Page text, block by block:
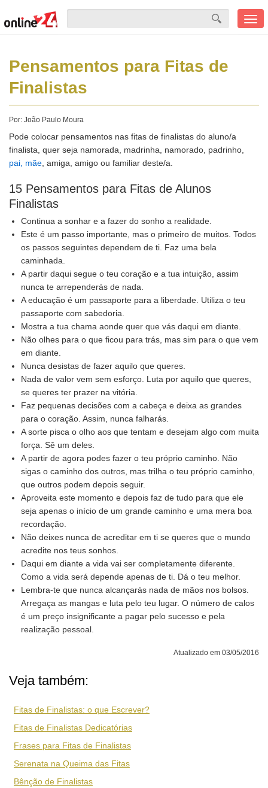
Pensamentos para Fitas de
Finalistas
Por: João Paulo Moura
Pode colocar pensamentos nas fitas de finalistas do aluno/a
finalista, quer seja namorada, madrinha, namorado, padrinho,
pai, mãe , amiga, amigo ou familiar deste/a.
15 Pensamentos para Fitas de Alunos
Finalistas
Continua a sonhar e a fazer do sonho a realidade.
Este é um passo importante, mas o primeiro de muitos. Todos
os passos seguintes dependem de ti. Faz uma bela
caminhada.
A partir daqui segue o teu coração e a tua intuição, assim
nunca te arrependerás de nada.
A educação é um passaporte para a liberdade. Utiliza o teu
passaporte com sabedoria.
Mostra a tua chama aonde quer que vás daqui em diante.
Não olhes para o que ficou para trás, mas sim para o que vem
em diante.
Nunca desistas de fazer aquilo que queres.
Nada de valor vem sem esforço. Luta por aquilo que queres,
se queres ter prazer na vitória.
Faz pequenas decisões com a cabeça e deixa as grandes
para o coração. Assim, nunca falharás.
A sorte pisca o olho aos que tentam e desejam algo com muita
força. Sê um deles.
A partir de agora podes fazer o teu próprio caminho. Não
sigas o caminho dos outros, mas trilha o teu próprio caminho,
que outros podem depois seguir.
Aproveita este momento e depois faz de tudo para que ele
seja apenas o início de um grande caminho e uma mera boa
recordação.
Não deixes nunca de acreditar em ti se queres que o mundo
acredite nos teus sonhos.
Daqui em diante a vida vai ser completamente diferente.
Como a vida será depende apenas de ti. Dá o teu melhor.
Lembra-te que nunca alcançarás nada de mãos nos bolsos.
Arregaça as mangas e luta pelo teu lugar. O número de calos
é um preço insignificante a pagar pelo sucesso e pela
realização pessoal.
Atualizado em 03/05/2016
Veja também:
Fitas de Finalistas: o que Escrever?
Fitas de Finalistas Dedicatórias
Frases para Fitas de Finalistas
Serenata na Queima das Fitas
Bênção de Finalistas